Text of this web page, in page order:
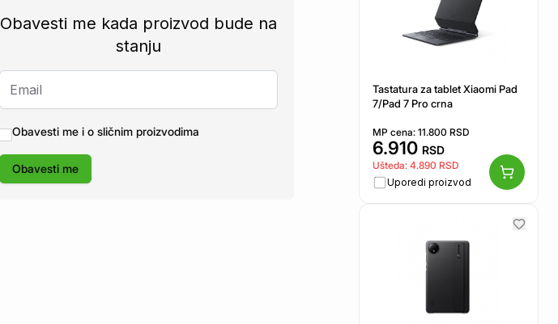
Obavesti me kada proizvod bude na
stanju
Obavesti me i o sličnim proizvodima
Obavesti me
Tastatura za tablet Xiaomi Pad
7/Pad 7 Pro crna
MP cena: 11.800 RSD
6.910 RSD
Ušteda: 4.890 RSD
Uporedi proizvod